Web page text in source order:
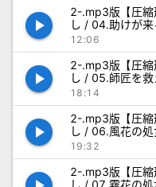
play_arrow
2-.mp3版【圧縮
し / 04.助けが
修行_NoSE.mp3
12:06
play_arrow
2-.mp3版【圧縮
し / 05.師匠を
_NoSE.mp3
18:14
play_arrow
2-.mp3版【圧縮
し / 06.風花の
修行_NoSE.mp3
19:32
2-.mp3版【圧縮
し / 07.霧花の